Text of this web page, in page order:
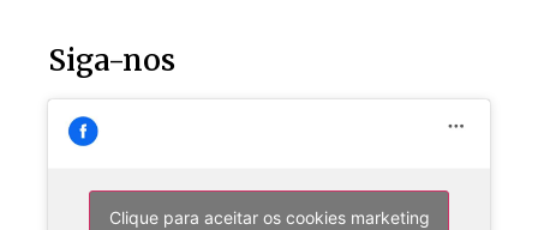
Siga-nos
Clique para aceitar os cookies marketing